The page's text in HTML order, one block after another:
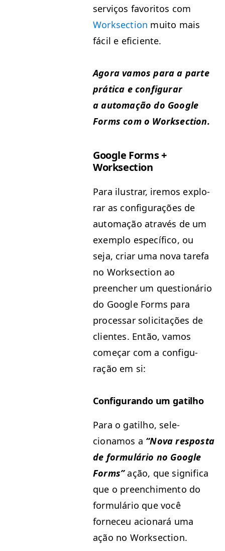
serviços favoritos com
Work­sec­tion muito mais
fácil e eficiente.
Ago­ra vamos para a parte
práti­ca e con­fig­u­rar
a automação do Google
Forms com o Worksection.
Google Forms +
Worksection
Para ilus­trar, ire­mos explo­
rar as con­fig­u­rações de
automação através de um
exem­p­lo especí­fi­co, ou
seja, cri­ar uma nova tare­fa
no Work­sec­tion ao
preencher um ques­tionário
do Google Forms para
proces­sar solic­i­tações de
clientes. Então, vamos
começar com a con­fig­u­
ração em si:
Con­fig­u­ran­do um gatilho
Para o gatil­ho, sele­
cionamos a “Nova respos­ta
de for­mulário no Google
Forms”ação, que sig­nifi­ca
que o preenchi­men­to do
for­mulário que você
forneceu acionará uma
ação no Worksection.